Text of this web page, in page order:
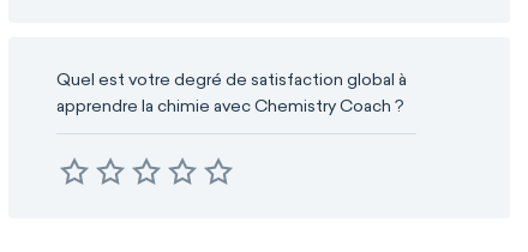
Quel est votre degré de satisfaction global à
apprendre la chimie avec Chemistry Coach ?